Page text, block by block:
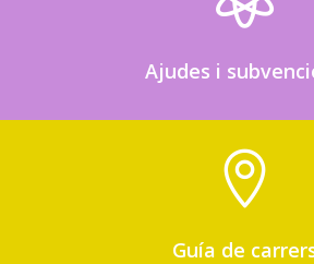
Ajudes i

Guía de